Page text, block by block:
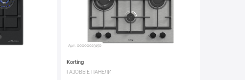
Арт. 00000023150
Korting
ГАЗОВЫЕ ПАНЕЛИ